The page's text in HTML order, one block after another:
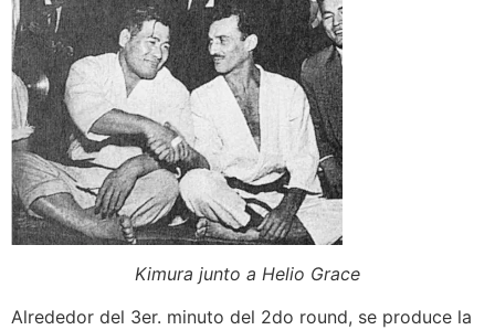
Kimura junto a Helio Grace
Alrededor del 3er. minuto del 2do round, se produce la